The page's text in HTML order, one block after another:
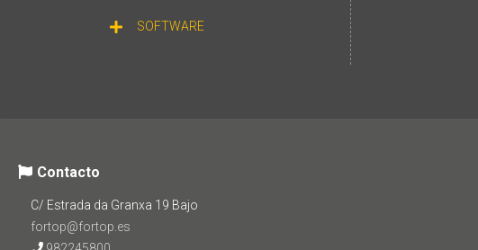
SOFTWARE
Contacto
C/ Estrada da Granxa 19 Bajo
fortop@fortop.es